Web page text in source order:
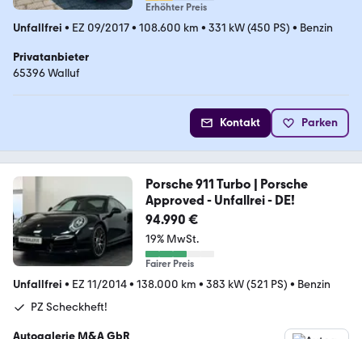
Erhöhter Preis
Unfallfrei • EZ 09/2017• 108.600 km • 331 kW (450 PS) • Benzin
Privatanbieter
65396 Walluf
Kontakt Parken
Porsche 911 Turbo | Porsche
Approved - Unfallrei - DE!
94.990 €
19% MwSt.
Fairer Preis
Unfallfrei • EZ 11/2014• 138.000 km • 383 kW (521 PS) • Benzin
PZ Scheckheft!
Autogalerie M&A GbR